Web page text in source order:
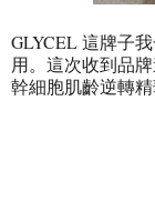
GLYCEL 這牌子
用。這次收到品
幹細胞肌齡逆轉精